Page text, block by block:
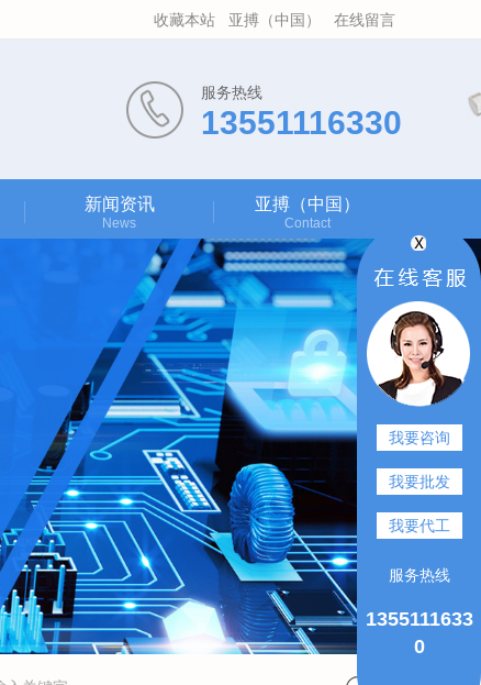
收藏本站 亚搏（中国） 在线留言
服务热线
13551116330
新闻资讯
News
亚搏（中国）
Contact
我要咨询
我要批发
我要代工
服务热线
1355111633
0